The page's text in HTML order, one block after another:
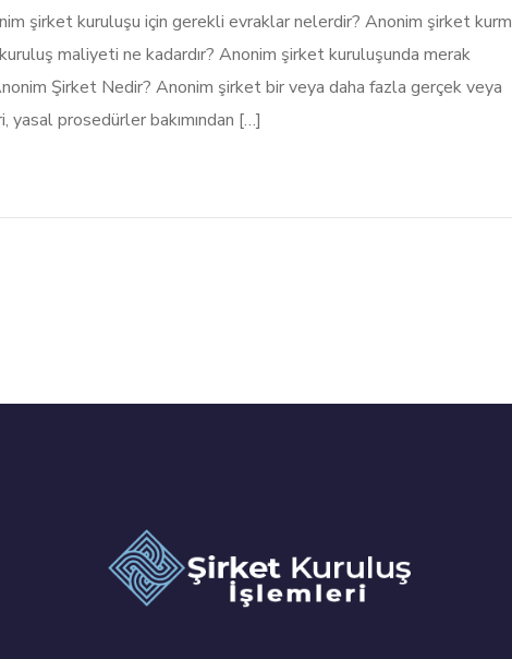
şirket kuruluşu için gerekli evraklar nelerdir? Anonim şirket
maliyeti ne kadardır? Anonim şirket kuruluşunda merak
Şirket Nedir? Anonim şirket bir veya daha fazla gerçek veya
yasal prosedürler bakımından […]